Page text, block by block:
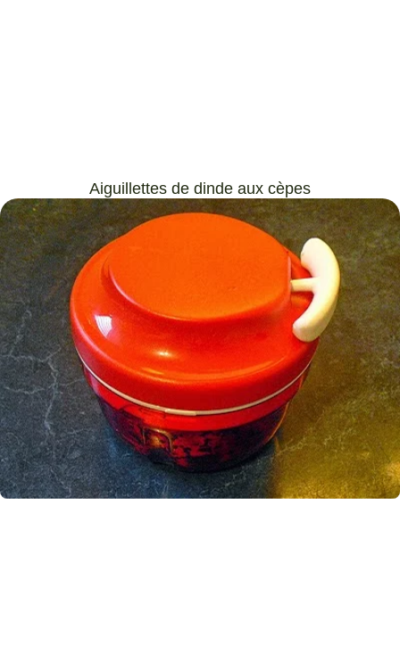
Aiguillettes de dinde aux cèpes